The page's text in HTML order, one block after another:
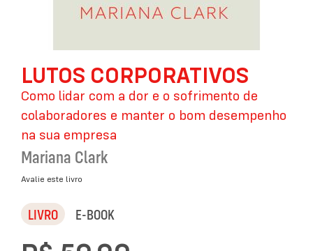
imagens
LUTOS CORPORATIVOS
Como lidar com a dor e o sofrimento de
colaboradores e manter o bom desempenho
na sua empresa
Mariana Clark
Avalie este livro
LIVRO E-BOOK